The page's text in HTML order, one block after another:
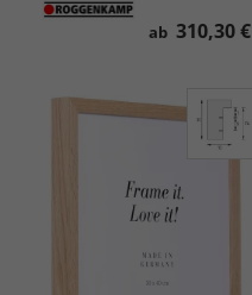
ab 310,30 €